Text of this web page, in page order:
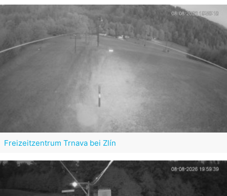
Freizeitzentrum Trnava bei Zlín